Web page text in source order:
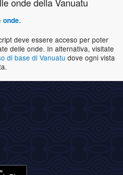
onde della Vanuatu
onde.
deve essere acceso per poter
delle onde. In alternativa, visitate
di base di Vanuatu dove ogni vista